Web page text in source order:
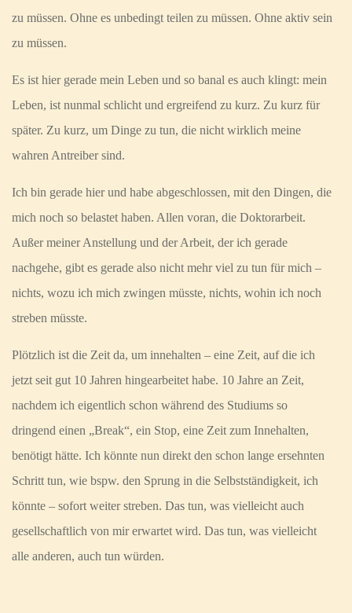
zu müssen. Ohne es unbedingt teilen zu müssen. Ohne aktiv sein
zu müssen.
Es ist hier gerade mein Leben und so banal es auch klingt: mein
Leben, ist nunmal schlicht und ergreifend zu kurz. Zu kurz für
später. Zu kurz, um Dinge zu tun, die nicht wirklich meine
wahren Antreiber sind.
Ich bin gerade hier und habe abgeschlossen, mit den Dingen, die
mich noch so belastet haben. Allen voran, die Doktorarbeit.
Außer meiner Anstellung und der Arbeit, der ich gerade
nachgehe, gibt es gerade also nicht mehr viel zu tun für mich –
nichts, wozu ich mich zwingen müsste, nichts, wohin ich noch
streben müsste.
Plötzlich ist die Zeit da, um innehalten – eine Zeit, auf die ich
jetzt seit gut 10 Jahren hingearbeitet habe. 10 Jahre an Zeit,
nachdem ich eigentlich schon während des Studiums so
dringend einen „Break“, ein Stop, eine Zeit zum Innehalten,
benötigt hätte. Ich könnte nun direkt den schon lange ersehnten
Schritt tun, wie bspw. den Sprung in die Selbstständigkeit, ich
könnte – sofort weiter streben. Das tun, was vielleicht auch
gesellschaftlich von mir erwartet wird. Das tun, was vielleicht
alle anderen, auch tun würden.